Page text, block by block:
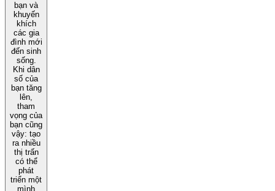
bạn và
khuyến
khích
các gia
đình mới
đến sinh
sống.
Khi dân
số của
bạn tăng
lên,
tham
vọng của
bạn cũng
vậy: tạo
ra nhiều
thị trấn
có thể
phát
triển một
mình